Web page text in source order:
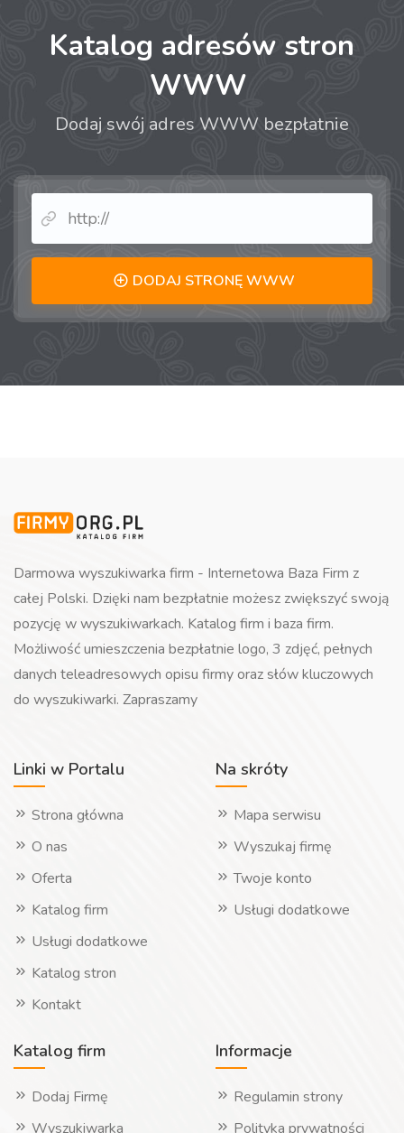
Katalog adresów stron
WWW
Dodaj swój adres WWW bezpłatnie
DODAJ STRONĘ WWW
Darmowa wyszukiwarka firm - Internetowa Baza Firm z
całej Polski. Dzięki nam bezpłatnie możesz zwiększyć swoją
pozycję w wyszukiwarkach. Katalog firm i baza firm.
Możliwość umieszczenia bezpłatnie logo, 3 zdjęć, pełnych
danych teleadresowych opisu firmy oraz słów kluczowych
do wyszukiwarki. Zapraszamy
Linki w Portalu
Strona główna
O nas
Oferta
Katalog firm
Usługi dodatkowe
Katalog stron
Kontakt
Na skróty
Mapa serwisu
Wyszukaj firmę
Twoje konto
Usługi dodatkowe
Katalog firm
Dodaj Firmę
Wyszukiwarka
Informacje
Regulamin strony
Polityka prywatności